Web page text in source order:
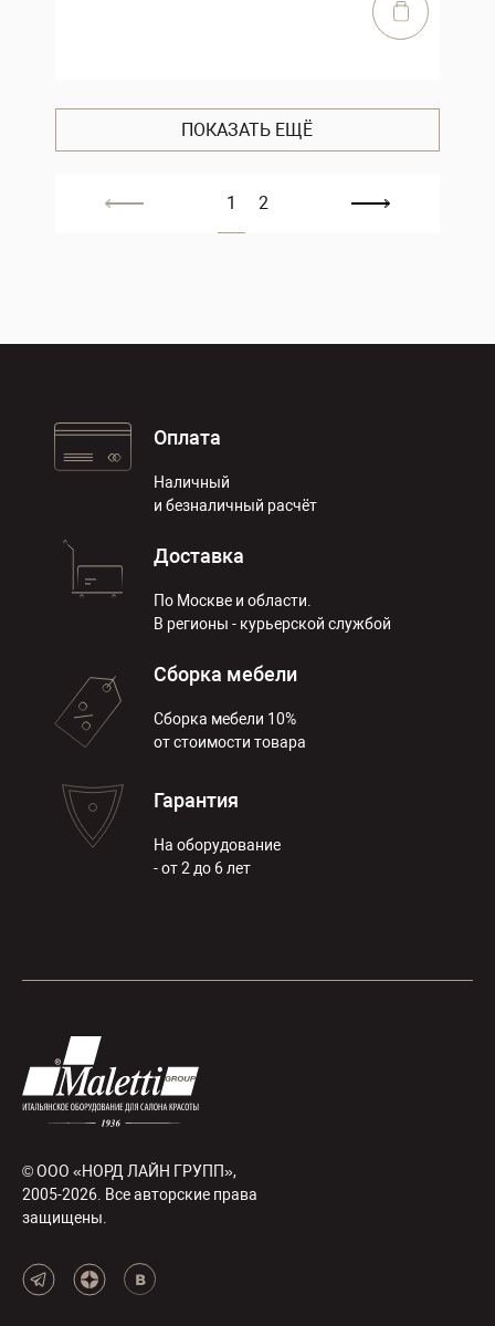
ПОКАЗАТЬ ЕЩЁ
1 2
Оплата
Наличный
и безналичный расчёт
Доставка
По Москве и области.
В регионы - курьерской службой
Сборка мебели
Сборка мебели 10%
от стоимости товара
Гарантия
На оборудование
- от 2 до 6 лет
© ООО «НОРД ЛАЙН ГРУПП»,
2005-2026. Все авторские права
защищены.